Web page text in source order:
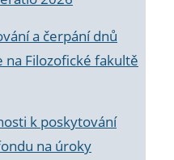
a čerpání dnů
na Filozofické fakultě
k poskytování
na úroky